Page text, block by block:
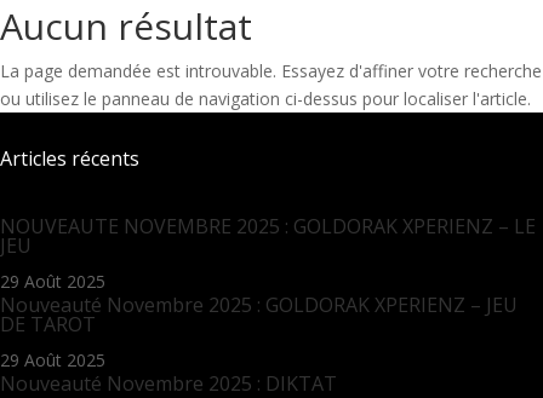
Aucun résultat
La page demandée est introuvable. Essayez d'affiner votre recherche
ou utilisez le panneau de navigation ci-dessus pour localiser l'article.
Articles récents
NOUVEAUTE NOVEMBRE 2025 : GOLDORAK XPERIENZ – LE
JEU
29 Août 2025
Nouveauté Novembre 2025 : GOLDORAK XPERIENZ – JEU
DE TAROT
29 Août 2025
Nouveauté Novembre 2025 : DIKTAT